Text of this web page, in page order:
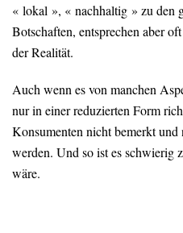
« lokal », « nachhaltig » zu den
Botschaften, entsprechen aber
der Realität.
Auch wenn es von manchen
nur in einer reduzierten Form
Konsumenten nicht bemerkt und
werden. Und so ist es schwierig
wäre.